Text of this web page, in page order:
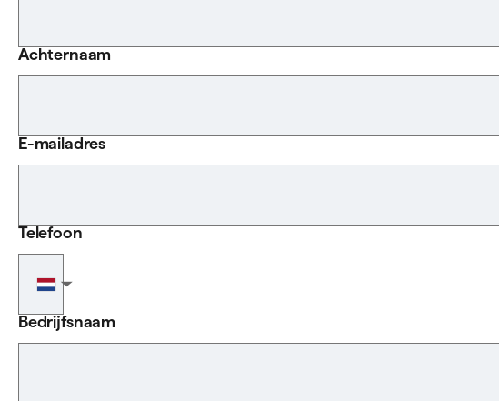
Achternaam
E-mailadres
▼
Telefoon
Bedrijfsnaam